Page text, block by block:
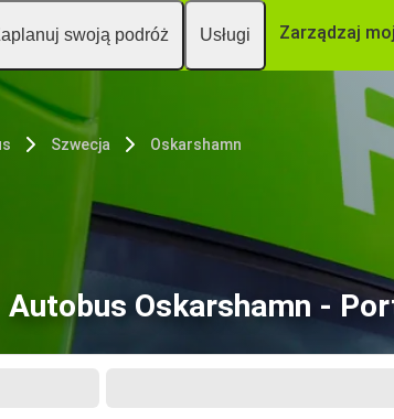
swoją podróż Usługi Zarządzaj
Szwecja Oskarshamn
Autobus Oskarshamn -